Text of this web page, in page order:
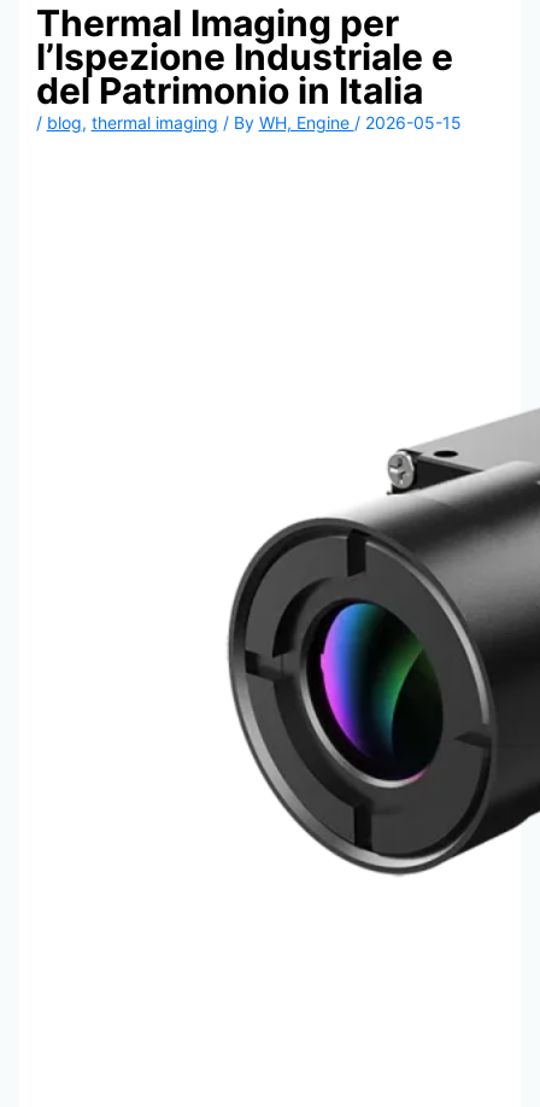
Thermal Imaging per
l’Ispezione Industriale e
del Patrimonio in Italia
/ blog, thermal imaging / By WH, Engine / 2026-05-15